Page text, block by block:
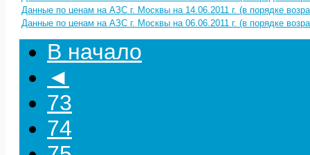
Данные по ценам на АЗС г. Москвы на 14.06.2011 г. (в порядке
Данные по ценам на АЗС г. Москвы на 06.06.2011 г. (в порядке
В начало
◄
73
74